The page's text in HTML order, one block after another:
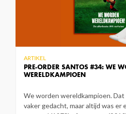
PRE-ORDER SANTOS #34: WE
WERELDKAMPIOEN
ARTIKEL
We worden wereldkampioen.
vaker gedacht, maar altijd was er